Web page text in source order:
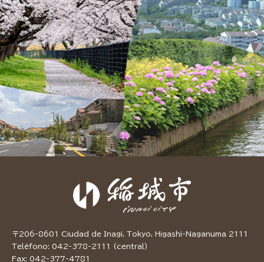
〒206-8601 Ciudad de Inagi, Tokyo, Higashi-Naganuma 2111
Teléfono: 042-378-2111 (central)
Fax: 042-377-4781